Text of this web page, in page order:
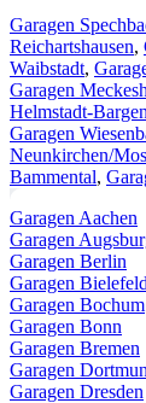
Garagen
Reichartshausen,
Waibstadt,
Garagen
Helmstadt-Bargen
Garagen
Neunkirchen/
Bammental,
Garagen Aachen
Garagen
Garagen Berlin
Garagen Bielefeld
Garagen Bochum
Garagen Bonn
Garagen Bremen
Garagen
Garagen Dresden